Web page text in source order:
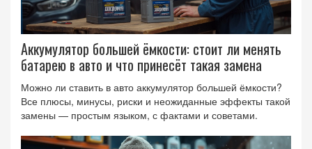
Аккумулятор большей ёмкости: стоит ли менять
батарею в авто и что принесёт такая замена
Можно ли ставить в авто аккумулятор большей ёмкости?
Все плюсы, минусы, риски и неожиданные эффекты такой
замены — простым языком, с фактами и советами.